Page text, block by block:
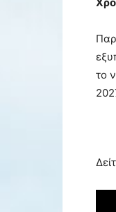
το